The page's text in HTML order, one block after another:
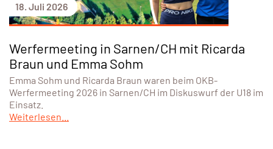
18. Juli 2026
Werfermeeting in Sarnen/CH mit Ricarda
Braun und Emma Sohm
Emma Sohm und Ricarda Braun waren beim OKB-
Werfermeeting 2026 in Sarnen/CH im Diskuswurf der U18 im
Einsatz.
Weiterlesen...